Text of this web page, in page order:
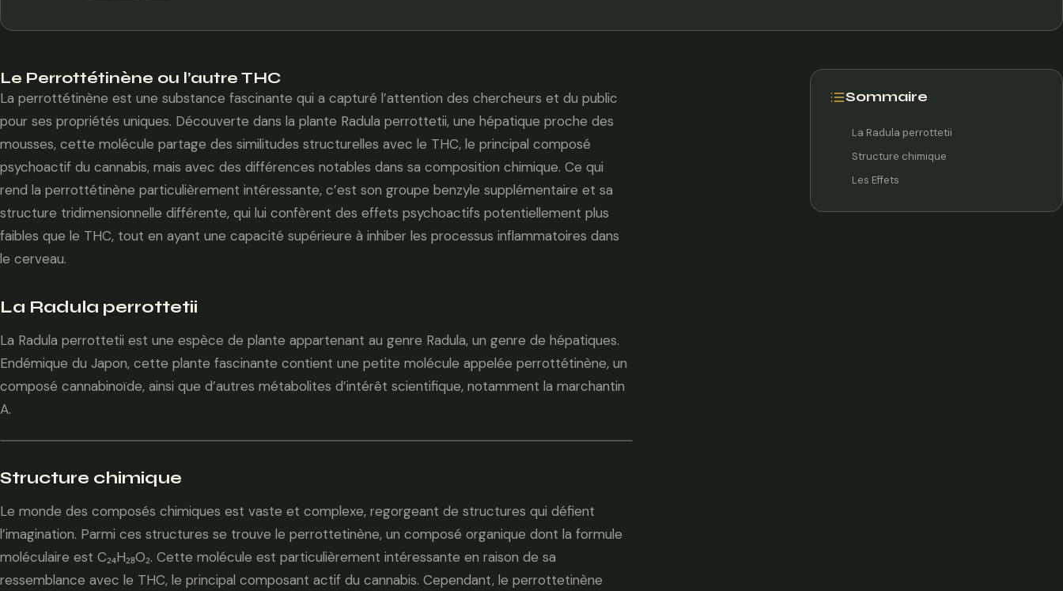
Le Perrottétinène ou l’autre THC
La perrottétinène est une substance fascinante qui a capturé l’attention des chercheurs et du public
pour ses propriétés uniques. Découverte dans la plante Radula perrottetii, une hépatique proche des
mousses, cette molécule partage des similitudes structurelles avec le THC, le principal composé
psychoactif du cannabis, mais avec des différences notables dans sa composition chimique. Ce qui
rend la perrottétinène particulièrement intéressante, c’est son groupe benzyle supplémentaire et sa
structure tridimensionnelle différente, qui lui confèrent des effets psychoactifs potentiellement plus
faibles que le THC, tout en ayant une capacité supérieure à inhiber les processus inflammatoires dans
le cerveau.
La Radula perrottetii
La Radula perrottetii est une espèce de plante appartenant au genre Radula, un genre de hépatiques.
Endémique du Japon, cette plante fascinante contient une petite molécule appelée perrottétinène, un
composé cannabinoïde, ainsi que d’autres métabolites d’intérêt scientifique, notamment la marchantin
A.
Structure chimique
Le monde des composés chimiques est vaste et complexe, regorgeant de structures qui défient
l’imagination. Parmi ces structures se trouve le perrottetinène, un composé organique dont la formule
moléculaire est C₂₄H₂₈O₂. Cette molécule est particulièrement intéressante en raison de sa
ressemblance avec le THC, le principal composant actif du cannabis. Cependant, le perrottetinène
Sommaire
La Radula perrottetii
Structure chimique
Les Effets